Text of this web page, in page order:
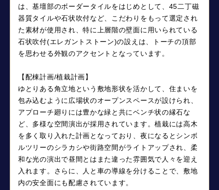
は、基壇部のボーダータイルをはじめとして、45二丁磁
器質タイルや石状吹付など、こだわりをもって選定され
た素材が使用され、特に上層階の壁面に用いられている
石状吹付(エレガントストーン)の設えは、トーチの頂部
を思わせる外観のアクセントとなっています。
【配棟計画/植栽計画】
ゆとりある角立地という敷地形状を活かして、住まいを
包み込むように広場状のオープンスペースが設けられ、
アプローチ廻りには豊かな緑と共にベンチ状の縁石な
ど、多様な空間演出が採用されています。植栽には高木
を多く取り入れた計画となっており、夜になるとシンボ
ルツリーのシラカシや街路空間がライトアップされ、柔
和な光の演出で昼間とはまた違った雰囲気で人々を迎え
入れます。さらに、人と車の導線を分けることで、敷地
内の安全面にも配慮されています。